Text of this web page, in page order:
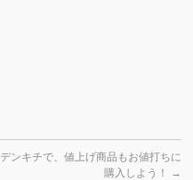
デンキチで、値上げ商品もお値打ちに
購入しよう！
→